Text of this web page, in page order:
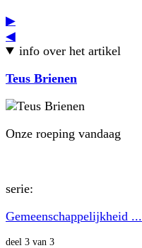
▶
◀
info over het artikel
Teus Brienen
Onze roeping vandaag
serie:
Gemeenschappelijkheid ...
deel 3 van 3